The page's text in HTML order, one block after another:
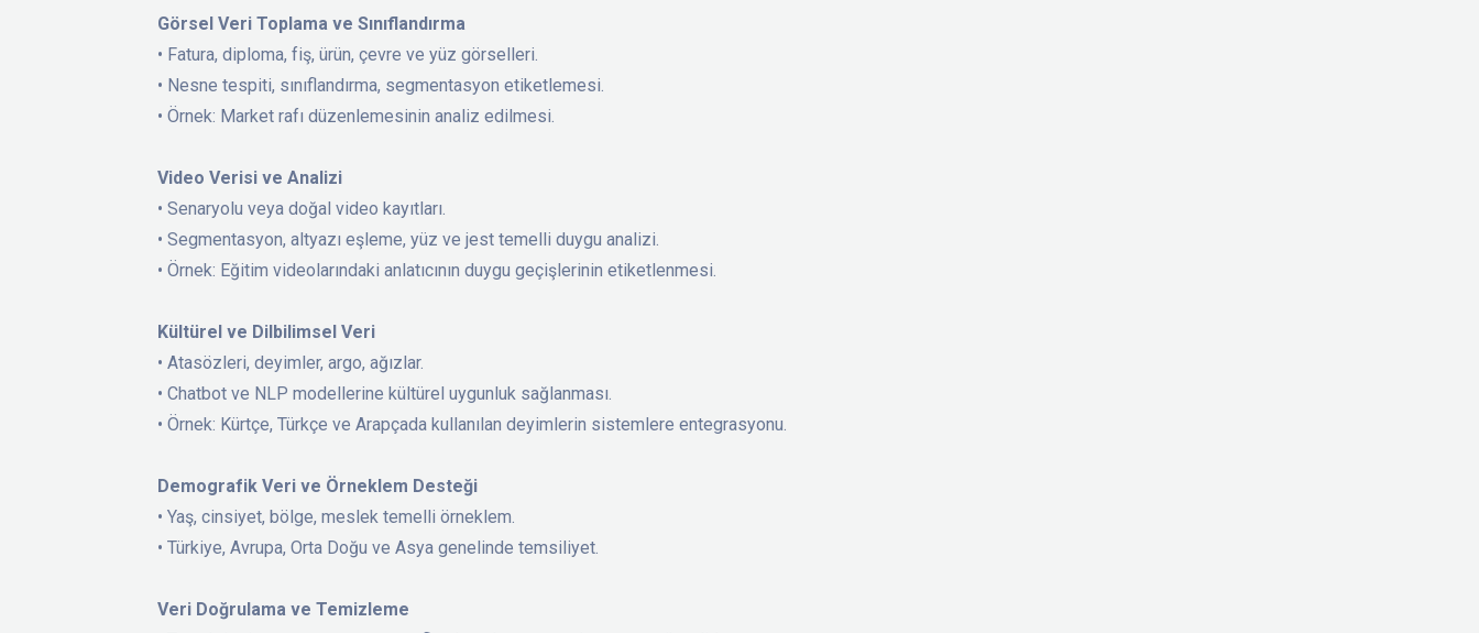
Görsel Veri Toplama ve Sınıflandırma
• Fatura, diploma, fiş, ürün, çevre ve yüz görselleri.
• Nesne tespiti, sınıflandırma, segmentasyon etiketlemesi.
• Örnek: Market rafı düzenlemesinin analiz edilmesi.
Video Verisi ve Analizi
• Senaryolu veya doğal video kayıtları.
• Segmentasyon, altyazı eşleme, yüz ve jest temelli duygu analizi.
• Örnek: Eğitim videolarındaki anlatıcının duygu geçişlerinin etiketlenmesi.
Kültürel ve Dilbilimsel Veri
• Atasözleri, deyimler, argo, ağızlar.
• Chatbot ve NLP modellerine kültürel uygunluk sağlanması.
• Örnek: Kürtçe, Türkçe ve Arapçada kullanılan deyimlerin sistemlere entegrasyonu.
Demografik Veri ve Örneklem Desteği
• Yaş, cinsiyet, bölge, meslek temelli örneklem.
• Türkiye, Avrupa, Orta Doğu ve Asya genelinde temsiliyet.
Veri Doğrulama ve Temizleme